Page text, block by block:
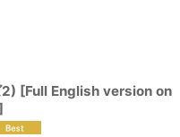
[Full English version on